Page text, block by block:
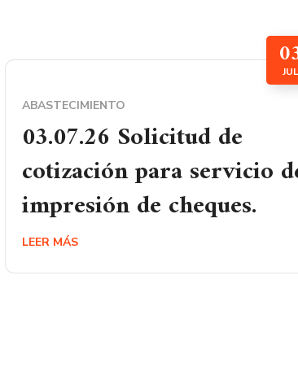
JUL
ABASTECIMIENTO
03.07.26 Solicitud de
cotización para servicio
impresión de cheques.
LEER MÁS